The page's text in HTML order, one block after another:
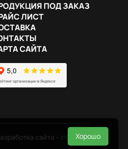
ПОД ЗАКАЗ
ЛИСТ
САЙТА
сайта - InterLabs
Хорошо